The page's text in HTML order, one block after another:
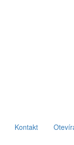
Kontakt